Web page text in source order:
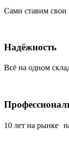
Сами ставим свои
Надёжность
Всё на одном
10 лет на рынке